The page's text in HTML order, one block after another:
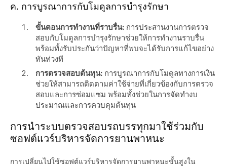
ค. การบูรณาการกับโมดูลการบำรุงรักษา
ขั้นตอนการทำงานที่ราบรื่น: การประสานงานการตรวจ
สอบกับโมดูลการบำรุงรักษาช่วยให้การทำงานราบรื่น
พร้อมทั้งรับประกันว่าปัญหาที่พบจะได้รับการแก้ไขอย่าง
ทันท่วงที
การตรวจสอบต้นทุน: การบูรณาการกับโมดูลทางการเงิน
ช่วยให้สามารถติดตามค่าใช้จ่ายที่เกี่ยวข้องกับการตรวจ
สอบและการซ่อมแซม พร้อมทั้งช่วยในการจัดทำงบ
ประมาณและการควบคุมต้นทุน
การนำระบบตรวจสอบรถบรรทุกมาใช้ร่วมกับ
ซอฟต์แวร์บริหารจัดการยานพาหนะ
การเปลี่ยนไปใช้ซอฟต์แวร์บริหารจัดการยานพาหนะขั้นสูงใน